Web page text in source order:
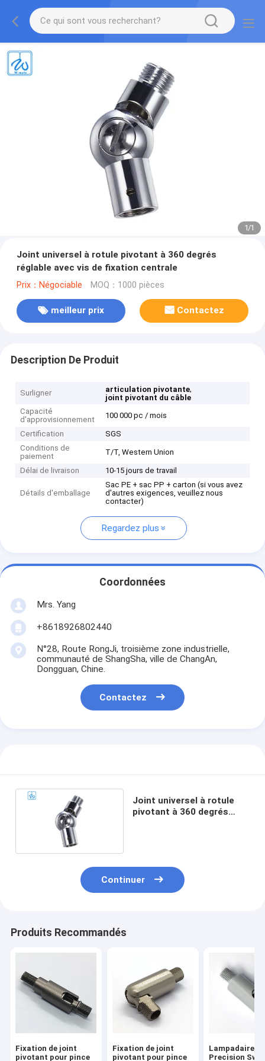
1/1
Joint universel à rotule pivotant à 360 degrés
réglable avec vis de fixation centrale
Prix：Négociable MOQ：1000 pièces
meilleur prix Contactez
Description De Produit
Surligner articulation pivotante,
joint pivotant du câble
Capacité
d'approvisionnement
100 000 pc / mois
Certification
SGS
Conditions de
paiement
T/T, Western Union
Délai de livraison 10-15 jours de travail
Détails d'emballage
Sac PE + sac PP + carton (si vous avez
d'autres exigences, veuillez nous
contacter)
Regardez plus
Coordonnées
Mrs. Yang
+8618926802440
N°28, Route RongJi, troisième zone industrielle,
communauté de ShangSha, ville de ChangAn,
Dongguan, Chine.
Contactez
Joint universel à rotule
pivotant à 360 degrés
Continuer
Produits Recommandés
Fixation de joint
pivotant pour pince
Fixation de joint
pivotant pour pince
Lampadaire
Precision